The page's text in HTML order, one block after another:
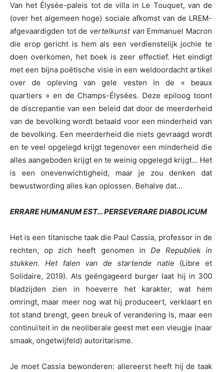
Van het Élysée-paleis tot de villa in Le Touquet, van de
(over het algemeen hoge) sociale afkomst van de LREM-
afgevaardigden tot de vertelkunst van Emmanuel Macron
die erop gericht is hem als een verdienstelijk jochie te
doen overkomen, het boek is zeer effectief. Het eindigt
met een bijna poëtische visie in een weldoordacht artikel
over de opleving van gele vesten in de « beaux
quartiers » en de Champs-Élysées. Deze epiloog toont
de discrepantie van een beleid dat door de meerderheid
van de bevolking wordt betaald voor een minderheid van
de bevolking. Een meerderheid die niets gevraagd wordt
en te veel opgelegd krijgt tegenover een minderheid die
alles aangeboden krijgt en te weinig opgelegd krijgt… Het
is een onevenwichtigheid, maar je zou denken dat
bewustwording alles kan oplossen. Behalve dat…
ERRARE HUMANUM EST… PERSEVERARE DIABOLICUM
Het is een titanische taak die Paul Cassia, professor in de
rechten, op zich heeft genomen in De Republiek in
stukken. Het falen van de startende natie (Libre et
Solidaire, 2019). Als geëngageerd burger laat hij in 300
bladzijden zien in hoeverre het karakter, wat hem
omringt, maar meer nog wat hij produceert, verklaart en
tot stand brengt, geen breuk of verandering is, maar een
continuïteit in de neoliberale geest met een vleugje (naar
smaak, ongetwijfeld) autoritarisme.
Je moet Cassia bewonderen: allereerst heeft hij de taak